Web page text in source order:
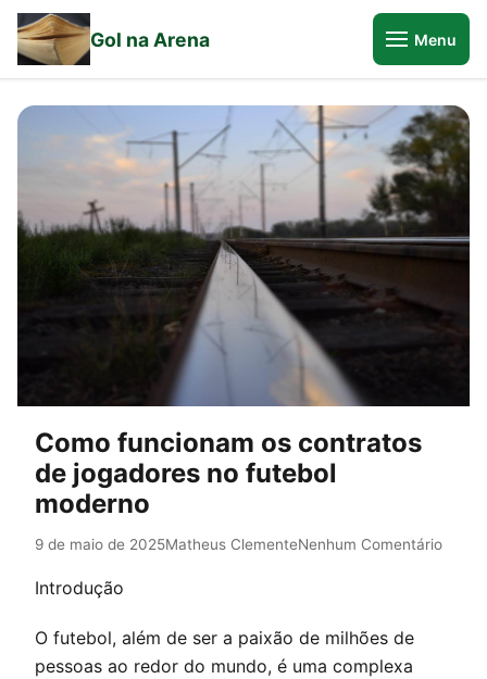
Gol na Arena Menu
Como funcionam os contratos
de jogadores no futebol
moderno
9 de maio de 2025Matheus ClementeNenhum Comentário
Introdução
O futebol, além de ser a paixão de milhões de
pessoas ao redor do mundo, é uma complexa